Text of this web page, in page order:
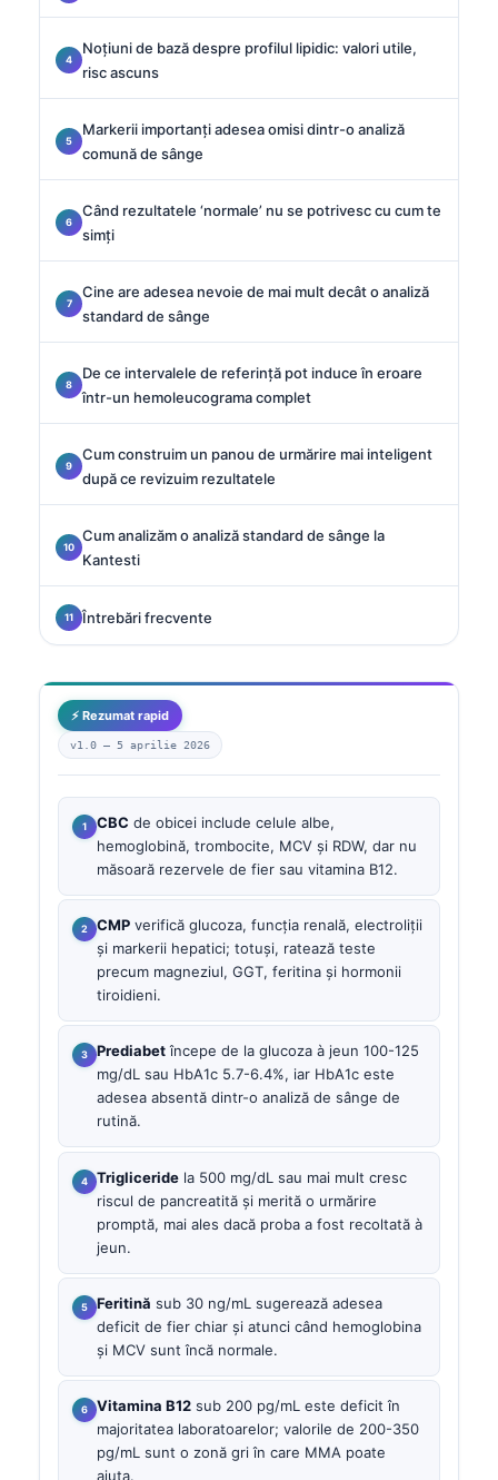
Noțiuni de bază despre profilul lipidic: valori utile,
risc ascuns
Markerii importanți adesea omisi dintr-o analiză
comună de sânge
Când rezultatele ‘normale’ nu se potrivesc cu cum te
simți
Cine are adesea nevoie de mai mult decât o analiză
standard de sânge
De ce intervalele de referință pot induce în eroare
într-un hemoleucograma complet
Cum construim un panou de urmărire mai inteligent
după ce revizuim rezultatele
Cum analizăm o analiză standard de sânge la
Kantesti
Întrebări frecvente
⚡ Rezumat rapid
v1.0 — 5 aprilie 2026
CBC de obicei include celule albe,
hemoglobină, trombocite, MCV și RDW, dar nu
măsoară rezervele de fier sau vitamina B12.
CMP verifică glucoza, funcția renală, electroliții
și markerii hepatici; totuși, ratează teste
precum magneziul, GGT, feritina și hormonii
tiroidieni.
Prediabetîncepe de la glucoza à jeun 100-125
mg/dL sau HbA1c 5.7-6.4%, iar HbA1c este
adesea absentă dintr-o analiză de sânge de
rutină.
Trigliceride la 500 mg/dL sau mai mult cresc
riscul de pancreatită și merită o urmărire
promptă, mai ales dacă proba a fost recoltată à
jeun.
Feritină sub 30 ng/mL sugerează adesea
deficit de fier chiar și atunci când hemoglobina
și MCV sunt încă normale.
Vitamina B12 sub 200 pg/mL este deficit în
majoritatea laboratoarelor; valorile de 200-350
pg/mL sunt o zonă gri în care MMA poate
ajuta.